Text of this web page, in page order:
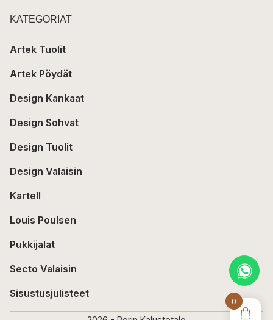
0
KATEGORIAT
Artek Tuolit
Artek Pöydät
Design Kankaat
Design Sohvat
Design Tuolit
Design Valaisin
Kartell
Louis Poulsen
Pukkijalat
Secto Valaisin
Sisustusjulisteet